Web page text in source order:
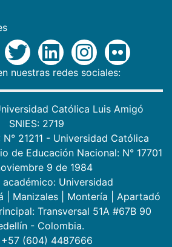
nuestras redes sociales:
Católica Luis Amigó
SNIES: 2719
N° 21211 - Universidad Católica
de Educación Nacional: N° 17701
9 de 1984
académico: Universidad
Manizales Montería
Apartadó
Transversal 51A #67B 90
- Colombia.
+57 (604) 4487666